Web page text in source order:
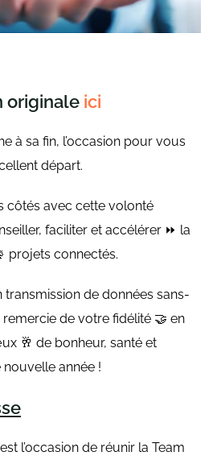
originale ici
à sa fin, l’occasion pour vous
départ.
côtés avec cette volonté
faciliter et accélérer ⏩ la
projets connectés.
transmission de données sans-
de votre fidélité 🤝 en
🥂 de bonheur, santé et
année !
l’occasion de réunir la Team